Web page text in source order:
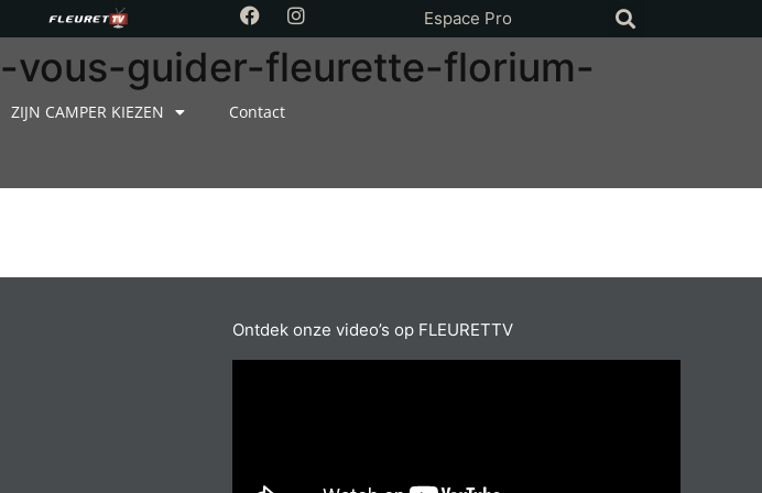
Espace Pro
ZIJN CAMPER KIEZEN Contact
guider-fleurette-florium-
Ontdek onze video’s op FLEURETTV